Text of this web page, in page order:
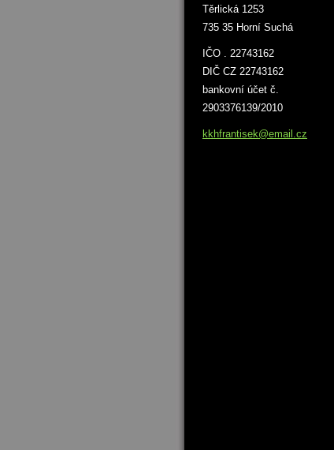
Těrlická 1253
735 35 Horní Suchá
IČO . 22743162
DIČ CZ 22743162
bankovní účet č.
2903376139/2010
kkhfrantisek@email.cz